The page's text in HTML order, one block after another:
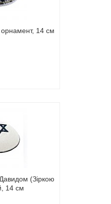
орнамент, 14 см
(Зіркою
14 см